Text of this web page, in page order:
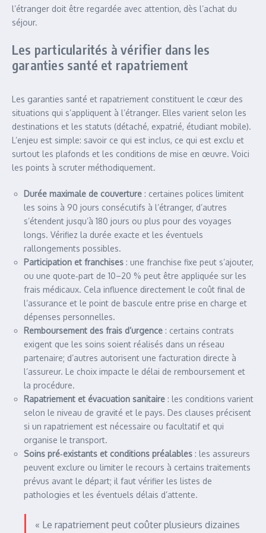
l’étranger doit être regardée avec attention, dès l’achat du
séjour.
Les particularités à vérifier dans les
garanties santé et rapatriement
Les garanties santé et rapatriement constituent le cœur des
situations qui s’appliquent à l’étranger. Elles varient selon les
destinations et les statuts (détaché, expatrié, étudiant mobile).
L’enjeu est simple: savoir ce qui est inclus, ce qui est exclu et
surtout les plafonds et les conditions de mise en œuvre. Voici
les points à scruter méthodiquement.
Durée maximale de couverture : certaines polices limitent
les soins à 90 jours consécutifs à l’étranger, d’autres
s’étendent jusqu’à 180 jours ou plus pour des voyages
longs. Vérifiez la durée exacte et les éventuels
rallongements possibles.
Participation et franchises : une franchise fixe peut s’ajouter,
ou une quote‑part de 10–20 % peut être appliquée sur les
frais médicaux. Cela influence directement le coût final de
l’assurance et le point de bascule entre prise en charge et
dépenses personnelles.
Remboursement des frais d’urgence : certains contrats
exigent que les soins soient réalisés dans un réseau
partenaire; d’autres autorisent une facturation directe à
l’assureur. Le choix impacte le délai de remboursement et
la procédure.
Rapatriement et évacuation sanitaire : les conditions varient
selon le niveau de gravité et le pays. Des clauses précisent
si un rapatriement est nécessaire ou facultatif et qui
organise le transport.
Soins pré‑existants et conditions préalables : les assureurs
peuvent exclure ou limiter le recours à certains traitements
prévus avant le départ; il faut vérifier les listes de
pathologies et les éventuels délais d’attente.
« Le rapatriement peut coûter plusieurs dizaines